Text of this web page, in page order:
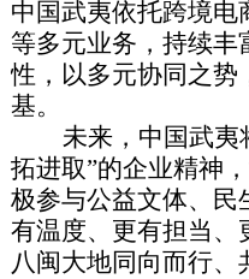
中国武夷依托跨境电
等多元业务，持续丰
性，以多元协同之势
基。
未来，中国武夷
拓进取”的企业精神
极参与公益文体、民
有温度、更有担当、
八闽大地同向而行、